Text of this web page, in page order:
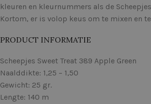
kleuren en kleurnummers als de
Kortom, er is volop keus om te mixen en
PRODUCT INFORMATIE
Scheepjes Sweet Treat 389 Apple Green
Naalddikte: 1,25 – 1,50
Gewicht: 25 gr.
Lengte: 140 m